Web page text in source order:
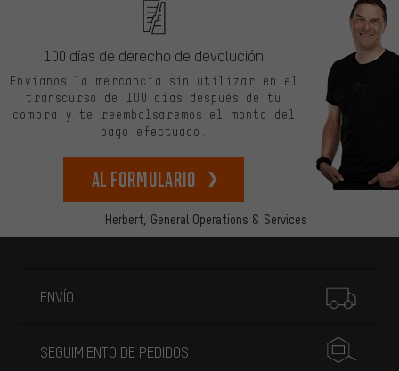
Herbert, General Operations & Services
100 días de derecho de devolución
Envíanos la mercancía sin utilizar en el
transcurso de 100 días después de tu
compra y te reembolsaremos el monto del
pago efectuado.
Al formulario
ENVÍO
SEGUIMIENTO DE PEDIDOS